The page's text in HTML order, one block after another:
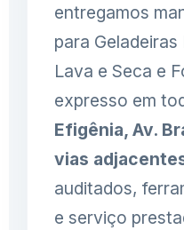
entregamos
para
Lava e Seca e
expresso em
Efigênia, Av.
vias
auditados,
e serviço